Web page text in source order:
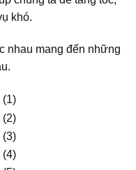
khó.
nhau mang đến những